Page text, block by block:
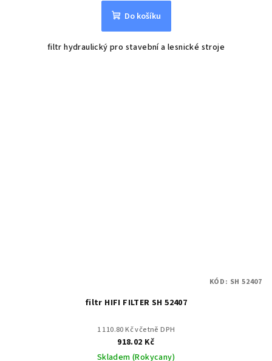
Do košíku
filtr hydraulický pro stavební a lesnické stroje
filtr HIFI FILTER SH 52407
1 110.80 Kč včetně DPH
918.02 Kč
Skladem (Rokycany)
KÓD: SH 52407